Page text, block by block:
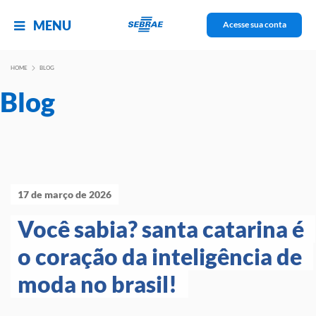
MENU Acesse sua conta
HOME BLOG
Blog
17 de março de 2026
Você sabia? santa catarina é
o coração da inteligência de
moda no brasil!